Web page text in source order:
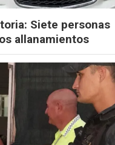
Siete personas
allanamientos